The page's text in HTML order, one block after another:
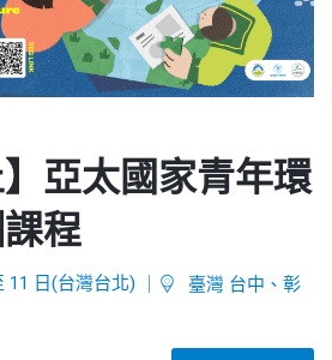
】亞太國家青年環
程
11 日(台灣台北)
臺灣 台中、彰